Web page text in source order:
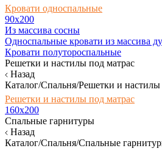
Кровати односпальные
90х200
Из массива сосны
Односпальные кровати из массива
Кровати полутороспальные
Решетки и настилы под матрас
Назад
Каталог/Спальня/Решетки и настилы
Решетки и настилы под матрас
160х200
Спальные гарнитуры
Назад
Каталог/Спальня/Спальные